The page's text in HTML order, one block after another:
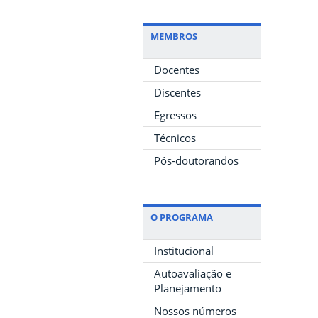
MEMBROS
Docentes
Discentes
Egressos
Técnicos
Pós-doutorandos
O PROGRAMA
Institucional
Autoavaliação e
Planejamento
Nossos números